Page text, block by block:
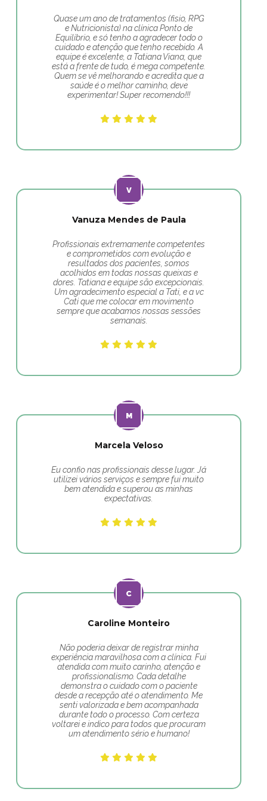
Quase um ano de tratamentos (fisio, RPG
e Nutricionista) na clínica Ponto de
Equilíbrio, e só tenho a agradecer todo o
cuidado e atenção que tenho recebido. A
equipe é excelente, a Tatiana Viana, que
está a frente de tudo, é mega competente.
Quem se vê melhorando e acredita que a
saúde é o melhor caminho, deve
experimentar! Super recomendo!!!
Vanuza Mendes de Paula
Profissionais extremamente competentes
e comprometidos com evolução e
resultados dos pacientes, somos
acolhidos em todas nossas queixas e
dores. Tatiana e equipe são excepcionais.
Um agradecimento especial a Tati, e a vc
Cati que me colocar em movimento
sempre que acabamos nossas sessões
semanais.
Marcela Veloso
Eu confio nas profissionais desse lugar. Já
utilizei vários serviços e sempre fui muito
bem atendida e superou as minhas
expectativas.
Caroline Monteiro
Não poderia deixar de registrar minha
experiência maravilhosa com a clínica. Fui
atendida com muito carinho, atenção e
profissionalismo. Cada detalhe
demonstra o cuidado com o paciente
desde a recepção até o atendimento. Me
senti valorizada e bem acompanhada
durante todo o processo. Com certeza
voltarei e indico para todos que procuram
um atendimento sério e humano!